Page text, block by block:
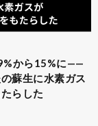
から15%に——
蘇生に水素ガス
らした